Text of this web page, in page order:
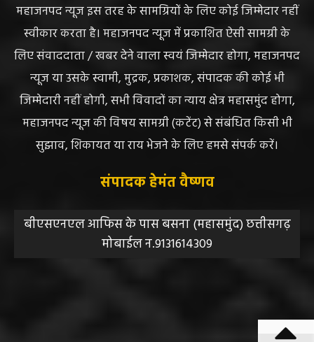
महाजनपद न्यूज इस तरह के सामग्रियों के लिए कोई जिम्मेदार नहीं
स्वीकार करता है। महाजनपद न्यूज में प्रकाशित ऐसी सामग्री के
लिए संवाददाता / खबर देने वाला स्वयं जिम्मेदार होगा, महाजनपद
न्यूज या उसके स्वामी, मुद्रक, प्रकाशक, संपादक की कोई भी
जिम्मेदारी नहीं होगी, सभी विवादों का न्याय क्षेत्र महासमुंद होगा,
महाजनपद न्यूज की विषय सामग्री (कटेंट) से संबंधित किसी भी
सुझाव, शिकायत या राय भेजने के लिए हमसे संपर्क करें।
संपादक हेमंत वैष्णव
बीएसएनएल आफिस के पास बसना (महासमुंद) छत्तीसगढ़
मोबाईल न.9131614309